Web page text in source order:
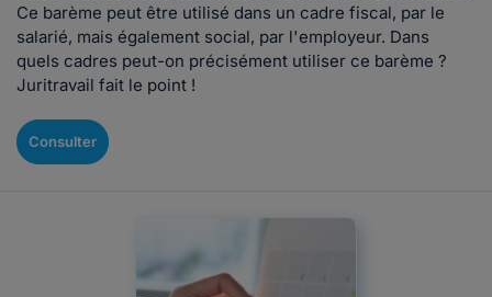
Ce barème peut être utilisé dans un cadre fiscal, par le
salarié, mais également social, par l'employeur. Dans
quels cadres peut-on précisément utiliser ce barème ?
Juritravail fait le point !
Consulter